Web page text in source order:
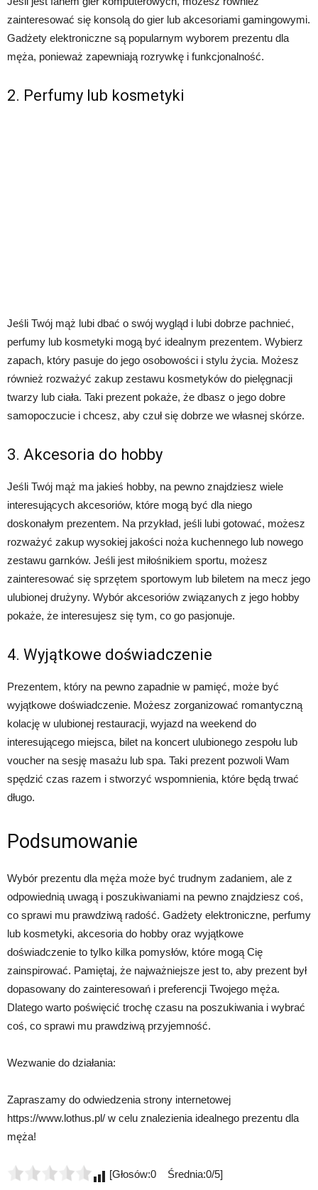
zainteresować się konsolą do gier lub akcesoriami gamingowymi.
Gadżety elektroniczne są popularnym wyborem prezentu dla
męża, ponieważ zapewniają rozrywkę i funkcjonalność.
2. Perfumy lub kosmetyki
Jeśli Twój mąż lubi dbać o swój wygląd i lubi dobrze pachnieć,
perfumy lub kosmetyki mogą być idealnym prezentem. Wybierz
zapach, który pasuje do jego osobowości i stylu życia. Możesz
również rozważyć zakup zestawu kosmetyków do pielęgnacji
twarzy lub ciała. Taki prezent pokaże, że dbasz o jego dobre
samopoczucie i chcesz, aby czuł się dobrze we własnej skórze.
3. Akcesoria do hobby
Jeśli Twój mąż ma jakieś hobby, na pewno znajdziesz wiele
interesujących akcesoriów, które mogą być dla niego
doskonałym prezentem. Na przykład, jeśli lubi gotować, możesz
rozważyć zakup wysokiej jakości noża kuchennego lub nowego
zestawu garnków. Jeśli jest miłośnikiem sportu, możesz
zainteresować się sprzętem sportowym lub biletem na mecz jego
ulubionej drużyny. Wybór akcesoriów związanych z jego hobby
pokaże, że interesujesz się tym, co go pasjonuje.
4. Wyjątkowe doświadczenie
Prezentem, który na pewno zapadnie w pamięć, może być
wyjątkowe doświadczenie. Możesz zorganizować romantyczną
kolację w ulubionej restauracji, wyjazd na weekend do
interesującego miejsca, bilet na koncert ulubionego zespołu lub
voucher na sesję masażu lub spa. Taki prezent pozwoli Wam
spędzić czas razem i stworzyć wspomnienia, które będą trwać
długo.
Podsumowanie
Wybór prezentu dla męża może być trudnym zadaniem, ale z
odpowiednią uwagą i poszukiwaniami na pewno znajdziesz coś,
co sprawi mu prawdziwą radość. Gadżety elektroniczne, perfumy
lub kosmetyki, akcesoria do hobby oraz wyjątkowe
doświadczenie to tylko kilka pomysłów, które mogą Cię
zainspirować. Pamiętaj, że najważniejsze jest to, aby prezent był
dopasowany do zainteresowań i preferencji Twojego męża.
Dlatego warto poświęcić trochę czasu na poszukiwania i wybrać
coś, co sprawi mu prawdziwą przyjemność.
Wezwanie do działania:
Zapraszamy do odwiedzenia strony internetowej
https://www.lothus.pl/ w celu znalezienia idealnego prezentu dla
męża!
[Głosów:0 Średnia:0/5]